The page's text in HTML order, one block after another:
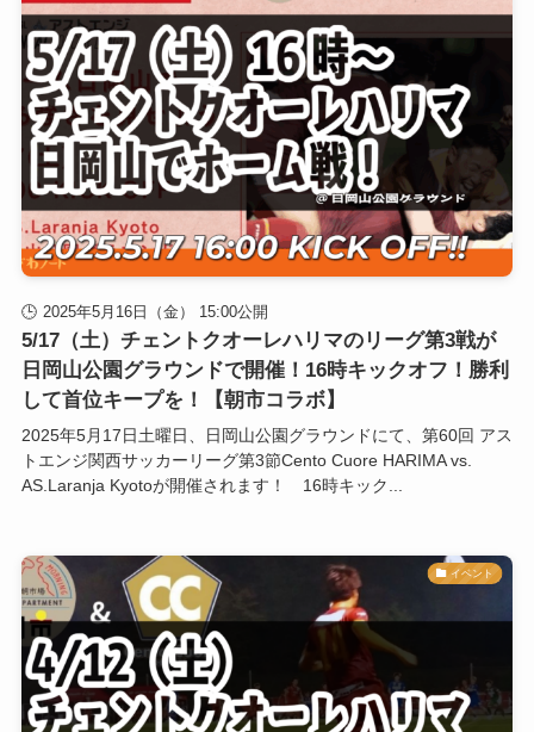
2025年5月16日（金） 15:00公開
5/17（土）チェントクオーレハリマのリーグ第3戦が
日岡山公園グラウンドで開催！16時キックオフ！勝利
して首位キープを！【朝市コラボ】
2025年5月17日土曜日、日岡山公園グラウンドにて、第60回 アス
トエンジ関西サッカーリーグ第3節Cento Cuore HARIMA vs.
AS.Laranja Kyotoが開催されます！ 16時キック...
イベント